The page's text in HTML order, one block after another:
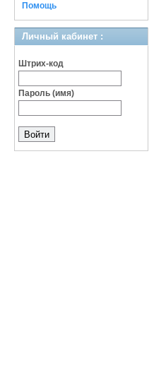
Помощь
Личный кабинет :
Штрих-код
Пароль (имя)